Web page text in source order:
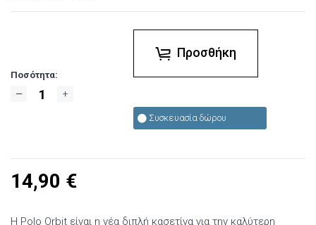
Ποσότητα:
Προσθήκη
Συσκευασία δώρου
14,90 €
H Polo Orbit είναι η νέα διπλή κασετίνα για την καλύτερη